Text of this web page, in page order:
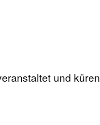
und küren